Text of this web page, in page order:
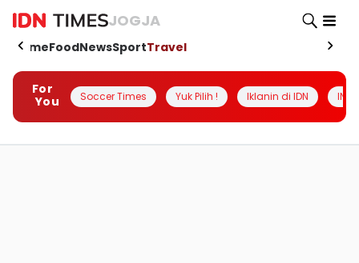
JOGJA
HomeFoodNewsSportTravel
For
You
Soccer Times Yuk Pilih ! Iklanin di IDN